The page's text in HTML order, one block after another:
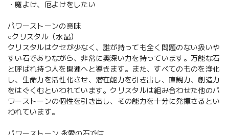
・魔よけ、厄よけをしたい
パワーストーンの意味
○クリスタル（水晶）
クリスタルはクセが少なく、誰が持っても全く問題のない扱いや
すい石でありながら、非常に奥深い力を持っています。万能な石
と呼ばれ持つ人を開運へと導きます。また、すべてのものを浄化
し、生命力を活性化させ、潜在能力を引き出し、直観力、創造力
をはぐくむといわれています。クリスタルは組み合わせた他のパ
ワーストーンの個性を引き出し、その能力を十分に発揮さるとい
われています。